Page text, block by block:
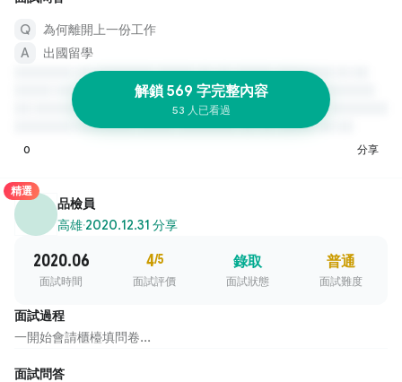
為何離開上一份工作
出國留學
解鎖 569 字完整內容
53 人已看過
0 分享
精選
品檢員
高雄·2020.12.31 分享
2020.06
面試時間
4/5
面試評價
錄取
面試狀態
普通
面試難度
面試過程
一開始會請櫃檯填問卷...
面試問答